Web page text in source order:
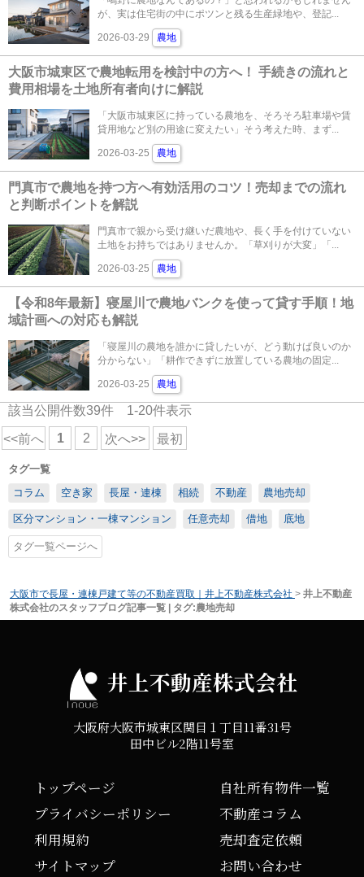
が、実は住宅街の中にポツンと残る生産緑地や、登記...
2026-03-29 農地
大阪市城東区で農地転用を検討中の方へ！ 手続きの流れと
費用相場を土地所有者向けに解説
「大阪市城東区に持っている農地を、そろそろ駐車場や賃
貸用地など別の用途に変えたい」そう考えた時、まず...
2026-03-25 農地
門真市で農地を持つ方へ有効活用のコツ！売却までの流れ
と判断ポイントを解説
門真市で親から受け継いだ農地や、長く手を付けていない
土地をお持ちではありませんか。「草刈りが大変」「...
2026-03-25 農地
【令和8年最新】寝屋川で農地バンクを使って貸す手順！地
域計画への対応も解説
「寝屋川の農地を誰かに貸したいが、どう動けば良いのか
分からない」「耕作できずに放置している農地の固定...
2026-03-25 農地
該当公開件数39件 1-20件表示
<<前へ 1 2 次へ>> 最初
タグ一覧
コラム
空き家 長屋・連棟 相続 不動産 農地売却
区分マンション・一棟マンション 任意売却 借地 底地
タグ一覧ページへ
大阪市で長屋・連棟戸建て等の不動産買取｜井上不動産株式会社 > 井上不動産
株式会社のスタッフブログ記事一覧 | タグ:農地売却
井上不動産株式会社
大阪府大阪市城東区関目１丁目11番31号
田中ビル2階11号室
トップページ
プライバシーポリシー
利用規約
サイトマップ
自社所有物件一覧
不動産コラム
売却査定依頼
お問い合わせ